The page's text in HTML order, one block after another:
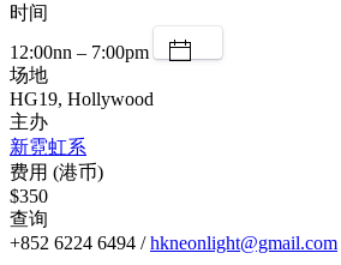
时间
12:00nn – 7:00pm
场地
HG19, Hollywood
主办
新霓虹系
费用 (港币)
$350
查询
+852 6224 6494 /hkneonlight@gmail.com